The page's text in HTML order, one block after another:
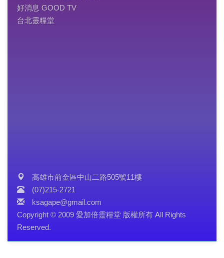
好消息 GOOD TV
台北靈糧堂
高雄市前金區中山二路505號11樓
(07)215-2721
ksagape@gmail.com
Copyright © 2009 愛加倍靈糧堂 版權所有 All Rights
Reserved.